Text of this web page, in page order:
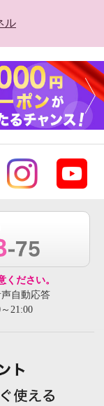
ル
ださい。
自動応答
21:00